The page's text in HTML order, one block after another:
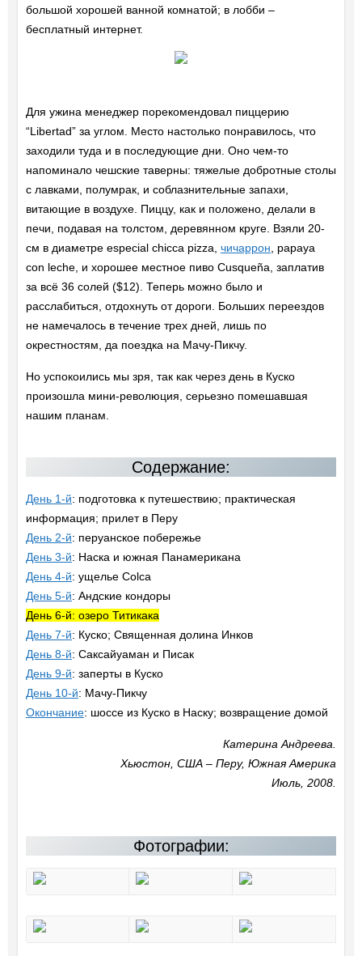
большой хорошей ванной комнатой; в лобби –
бесплатный интернет.
Для ужина менеджер порекомендовал пиццерию
“Libertad” за углом. Место настолько понравилось, что
заходили туда и в последующие дни. Оно чем-то
напоминало чешские таверны: тяжелые добротные столы
с лавками, полумрак, и соблазнительные запахи,
витающие в воздухе. Пиццу, как и положено, делали в
печи, подавая на толстом, деревянном круге. Взяли 20-
см в диаметре especial chicca pizza, чичаррон , papaya
con leche, и хорошее местное пиво Cusqueña, заплатив
за всё 36 солей ($12). Теперь можно было и
расслабиться, отдохнуть от дороги. Больших переездов
не намечалось в течение трех дней, лишь по
окрестностям, да поездка на Мачу-Пикчу.
Но успокоились мы зря, так как через день в Куско
произошла мини-революция, серьезно помешавшая
нашим планам.
Содержание:
День 1-й: подготовка к путешествию; практическая
информация; прилет в Перу
День 2-й: перуанское побережье
День 3-й: Наска и южная Панамерикана
День 4-й: ущелье Colca
День 5-й: Андские кондоры
День 6-й: озеро Титикака
День 7-й: Куско; Священная долина Инков
День 8-й: Саксайуаман и Писак
День 9-й: заперты в Куско
День 10-й: Мачу-Пикчу
Окончание: шоссе из Куско в Наску; возвращение домой
Катерина Андреева.
Хьюстон, США – Перу, Южная Америка
Июль, 2008.
Фотографии: